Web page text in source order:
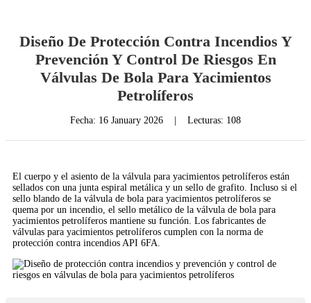
Diseño De Protección Contra Incendios Y
Prevención Y Control De Riesgos En
Válvulas De Bola Para Yacimientos
Petrolíferos
Fecha: 16 January 2026 Lecturas: 108
El cuerpo y el asiento de la válvula para yacimientos petrolíferos están
sellados con una junta espiral metálica y un sello de grafito. Incluso si el
sello blando de la válvula de bola para yacimientos petrolíferos se
quema por un incendio, el sello metálico de la válvula de bola para
yacimientos petrolíferos mantiene su función. Los fabricantes de
válvulas para yacimientos petrolíferos cumplen con la norma de
protección contra incendios API 6FA.